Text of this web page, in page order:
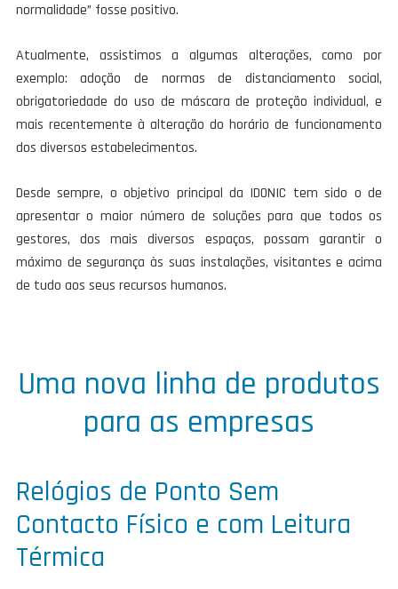
normalidade” fosse positivo.
Atualmente, assistimos a algumas alterações, como por
exemplo: adoção de normas de distanciamento social,
obrigatoriedade do uso de máscara de proteção individual, e
mais recentemente à alteração do horário de funcionamento
dos diversos estabelecimentos.
Desde sempre, o objetivo principal da IDONIC tem sido o de
apresentar o maior número de soluções para que todos os
gestores, dos mais diversos espaços, possam garantir o
máximo de segurança às suas instalações, visitantes e acima
de tudo aos seus recursos humanos.
Uma nova linha de produtos
para as empresas
Relógios de Ponto Sem
Contacto Físico e com Leitura
Térmica